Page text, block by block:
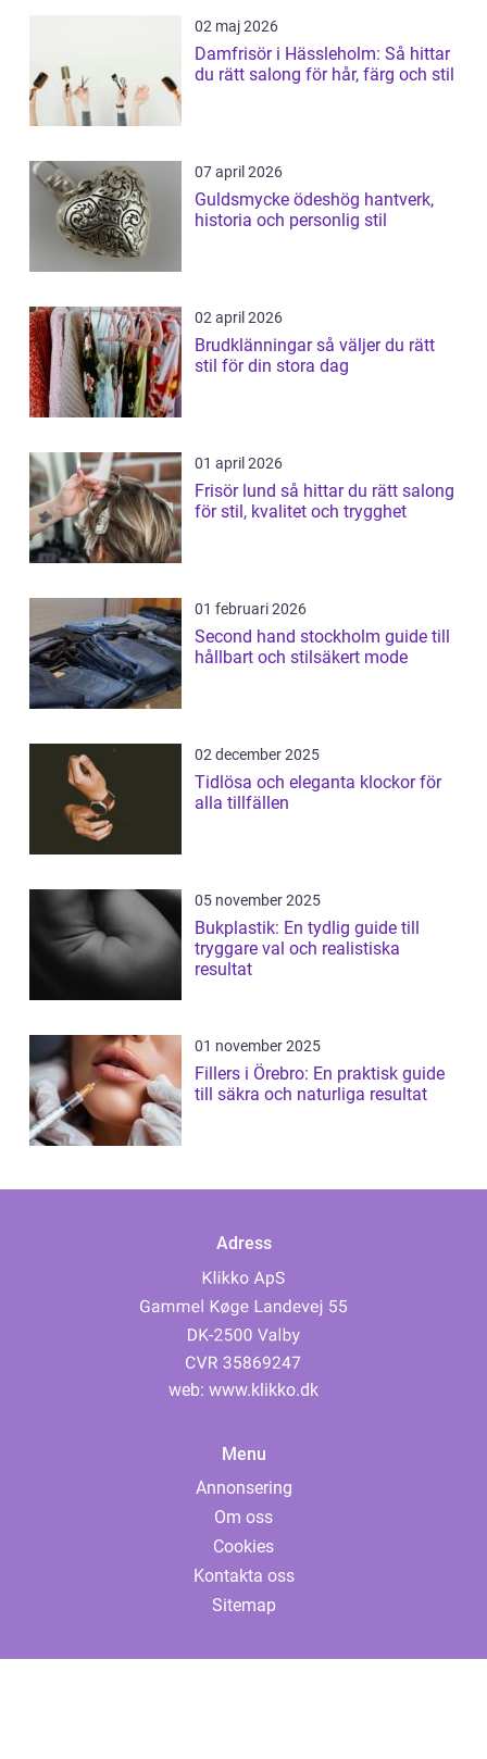
02 maj 2026
Damfrisör i Hässleholm: Så hittar
du rätt salong för hår, färg och stil
07 april 2026
Guldsmycke ödeshög hantverk,
historia och personlig stil
02 april 2026
Brudklänningar så väljer du rätt
stil för din stora dag
01 april 2026
Frisör lund så hittar du rätt salong
för stil, kvalitet och trygghet
01 februari 2026
Second hand stockholm guide till
hållbart och stilsäkert mode
02 december 2025
Tidlösa och eleganta klockor för
alla tillfällen
05 november 2025
Bukplastik: En tydlig guide till
tryggare val och realistiska
resultat
01 november 2025
Fillers i Örebro: En praktisk guide
till säkra och naturliga resultat
Adress
web: www.klikko.dk
Menu
Annonsering
Om oss
Cookies
Kontakta oss
Sitemap